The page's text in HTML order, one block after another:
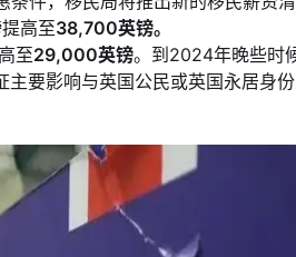
高至38,700英镑。
至29,000英镑。到2024年晚些时
主要影响与英国公民或英国永居身